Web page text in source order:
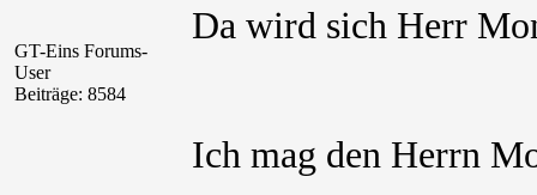
GT-Eins Forums-
User
Beiträge: 8584
Da wird sich Herr
Ich mag den Herrn